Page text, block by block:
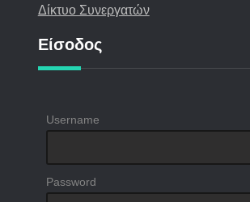
Δίκτυο Συνεργατών
Είσοδος
Username
Password